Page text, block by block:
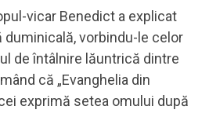
vicar Benedict a explicat
duminicală, vorbindu-le celor
de întâlnire lăuntrică dintre
că „Evanghelia din
exprimă setea omului după